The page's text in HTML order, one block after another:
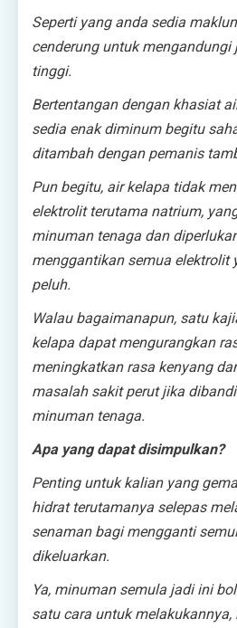
Seperti yang anda sedia
cenderung untuk
tinggi.
Bertentangan dengan khasiat
sedia enak diminum begitu
ditambah dengan pemanis
Pun begitu, air kelapa tidak
elektrolit terutama natrium,
minuman tenaga dan
menggantikan semua elektrolit
peluh.
Walau bagaimanapun, satu
kelapa dapat mengurangkan
meningkatkan rasa kenyang
masalah sakit perut jika
minuman tenaga.
Apa yang dapat disimpulkan?
Penting untuk kalian yang
hidrat terutamanya selepas
senaman bagi mengganti
dikeluarkan.
Ya, minuman semula jadi ini
satu cara untuk